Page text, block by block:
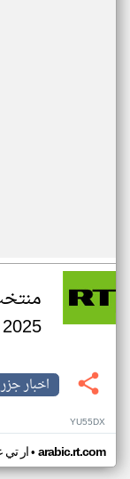
2025 من دور المجموعات
اخبار
YU55DX
ار تي• arabic.rt.com